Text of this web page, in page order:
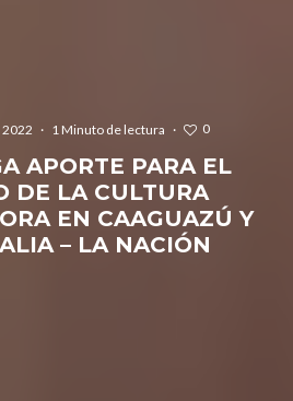
2022 · 1 Minuto de lectura · 0
APORTE PARA EL
DE LA CULTURA
EN CAAGUAZÚ Y
– LA NACIÓN